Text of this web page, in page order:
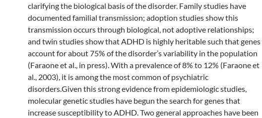
clarifying the biological basis of the disorder. Family studies have
documented familial transmission; adoption studies show this
transmission occurs through biological, not adoptive relationships;
and twin studies show that ADHD is highly heritable such that genes
account for about 75% of the disorder’s variability in the population
(Faraone et al., in press). With a prevalence of 8% to 12% (Faraone et
al., 2003), it is among the most common of psychiatric
disorders.Given this strong evidence from epidemiologic studies,
molecular genetic studies have begun the search for genes that
increase susceptibility to ADHD. Two general approaches have been